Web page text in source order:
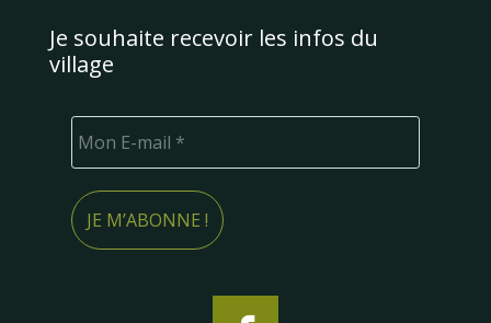
Je souhaite recevoir les infos du
village